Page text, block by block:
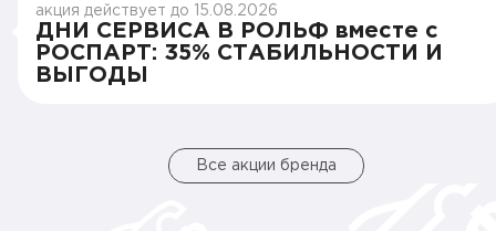
акция действует до 15.08.2026
ДНИ СЕРВИСА В РОЛЬФ вместе с
РОСПАРТ: 35% СТАБИЛЬНОСТИ И
ВЫГОДЫ
Все акции бренда